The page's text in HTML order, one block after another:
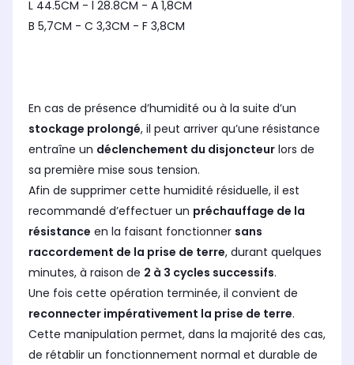
L 44.5CM - l 28.8CM - A 1,8CM
B 5,7CM - C 3,3CM - F 3,8CM
En cas de présence d’humidité ou à la suite d’un
stockage prolongé, il peut arriver qu’une résistance
entraîne un déclenchement du disjoncteur lors de
sa première mise sous tension.
Afin de supprimer cette humidité résiduelle, il est
recommandé d’effectuer un préchauffage de la
résistance en la faisant fonctionner sans
raccordement de la prise de terre, durant quelques
minutes, à raison de 2 à 3 cycles successifs.
Une fois cette opération terminée, il convient de
reconnecter impérativement la prise de terre.
Cette manipulation permet, dans la majorité des cas,
de rétablir un fonctionnement normal et durable de